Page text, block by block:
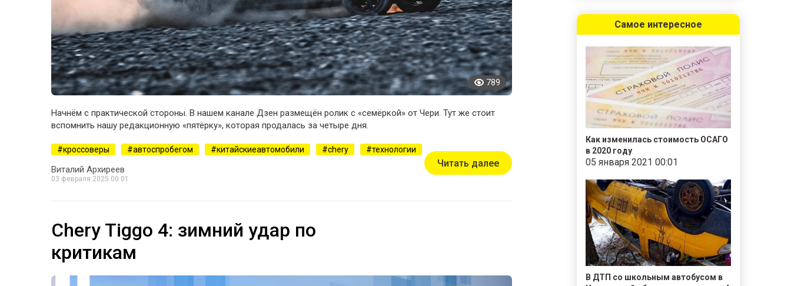
789
Начнём с практической стороны. В нашем канале Дзен размещён ролик с «семёркой» от Чери. Тут же стоит
вспомнить нашу редакционную «пятёрку», которая продалась за четыре дня.
кроссоверы автоспробегом китайскиеавтомобили chery технологии
Виталий Архиреев
03 февраля 2025 00:01
Читать далее
Chery Tiggo 4: зимний удар по
критикам
Самое интересное
Как изменилась стоимость ОСАГО
в 2020 году
05 января 2021 00:01
В ДТП со школьным автобусом в